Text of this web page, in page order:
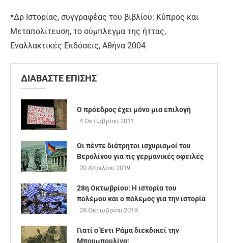
*Δρ Ιστορίας, συγγραφέας του βιβλίου: Κύπρος και
Μεταπολίτευση, το σύμπλεγμα της ήττας,
Εναλλακτικές Εκδόσεις, Αθήνα 2004
ΔΙΑΒΑΣΤΕ ΕΠΙΣΗΣ
Ο πρόεδρος έχει μόνο μια επιλογή
4 Οκτωβρίου 2011
Οι πέντε διάτρητοι ισχυρισμοί του
Βερολίνου για τις γερμανικές οφειλές
20 Απριλίου 2019
28η Οκτωβρίου: Η ιστορία του
πολέμου και ο πόλεμος για την ιστορία
28 Οκτωβρίου 2019
Γιατί ο Έντι Ράμα διεκδικεί την
Μπουμπουλίνα;